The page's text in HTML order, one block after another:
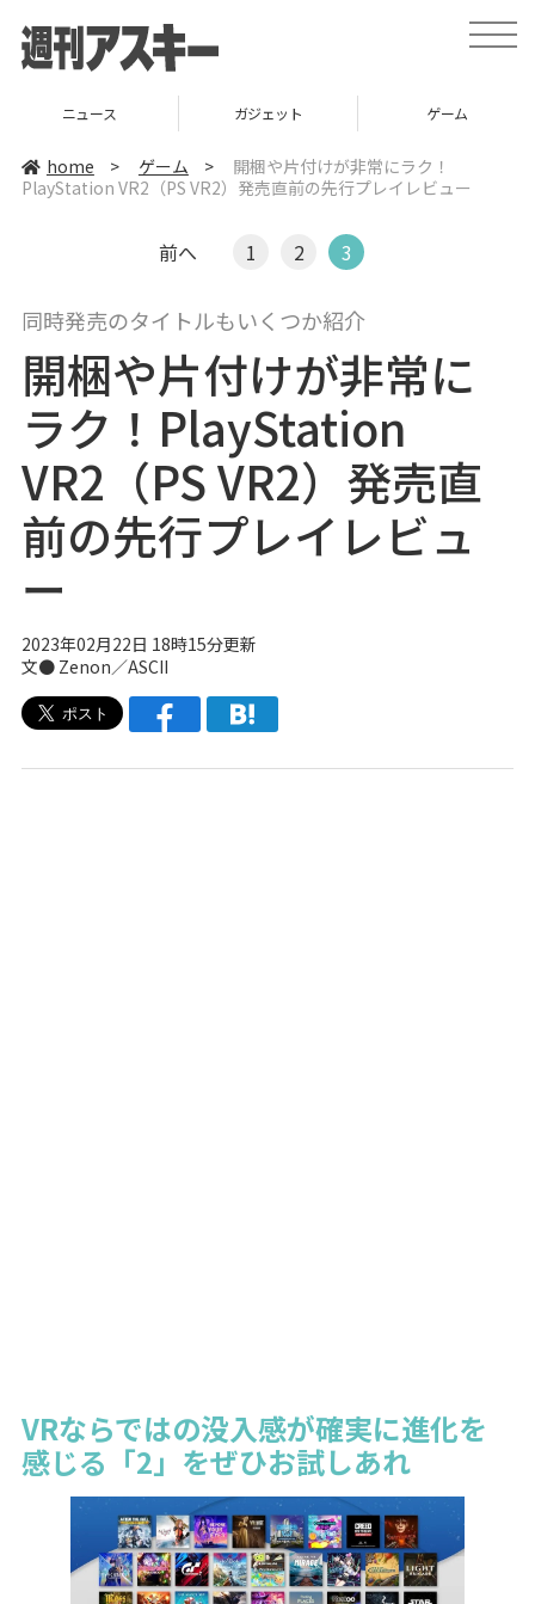
t
o
ニュース ガジェット ゲーム
home > ゲーム >
開梱や片付けが非常にラク！
PlayStation VR2（PS VR2）発売直前の先行プレイレビュー
前へ 1 2 3
同時発売のタイトルもいくつか紹介
開梱や片付けが非常に
ラク！PlayStation
VR2（PS VR2）発売直
前の先行プレイレビュ
ー
2023年02月22日 18時15分更新
文● Zenon／ASCII
VRならではの没入感が確実に進化を
感じる「2」をぜひお試しあれ